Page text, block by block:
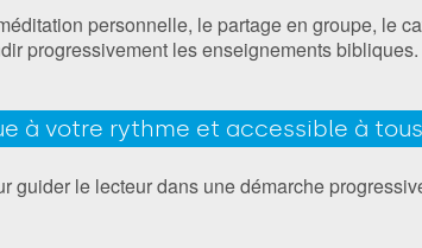
personnelle, le partage en groupe, le
progressivement les enseignements bibliques.
à votre rythme et accessible à tous
guider le lecteur dans une démarche